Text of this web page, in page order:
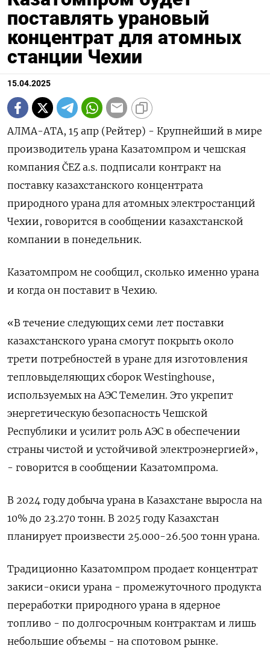
поставлять урановый
концентрат для атомных
станции Чехии
15.04.2025
АЛМА-АТА, 15 апр (Рейтер) - Крупнейший в мире
производитель урана Казатомпром и чешская
компания ČEZ a.s. подписали контракт на
поставку казахстанского концентрата
природного урана для атомных электростанций
Чехии, говорится в сообщении казахстанской
компании в понедельник.
Казатомпром не сообщил, сколько именно урана
и когда он поставит в Чехию.
«В течение следующих семи лет поставки
казахстанского урана смогут покрыть около
трети потребностей в уране для изготовления
тепловыделяющих сборок Westinghouse,
используемых на АЭС Темелин. Это укрепит
энергетическую безопасность Чешской
Республики и усилит роль АЭС в обеспечении
страны чистой и устойчивой электроэнергией»,
- говорится в сообщении Казатомпрома.
В 2024 году добыча урана в Казахстане выросла на
10% до 23.270 тонн. В 2025 году Казахстан
планирует произвести 25.000-26.500 тонн урана.
Традиционно Казатомпром продает концентрат
закиси-окиси урана - промежуточного продукта
переработки природного урана в ядерное
топливо - по долгосрочным контрактам и лишь
небольшие объемы - на спотовом рынке.